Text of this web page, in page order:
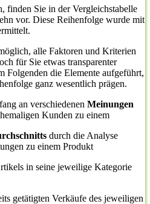
finden Sie in der Vergleichstabelle
vor. Diese Reihenfolge wurde mit
alle Faktoren und Kriterien
für Sie etwas transparenter
Folgenden die Elemente aufgeführt,
ganz wesentlich prägen.
an verschiedenen Meinungen
Kunden zu einem
durch die Analyse
zu einem Produkt
in seine jeweilige Kategorie
getätigten Verkäufe des jeweiligen